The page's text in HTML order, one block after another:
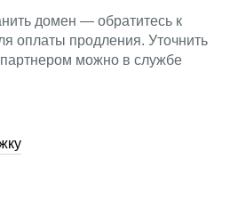
домен — обратитесь к
оплаты продления. Уточнить
партнером можно в службе